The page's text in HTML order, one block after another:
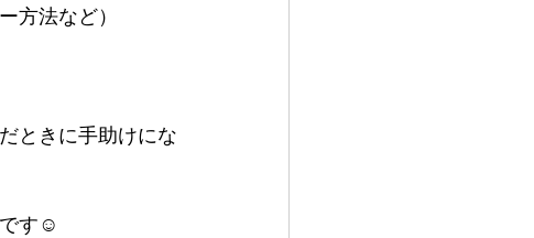
方法など）
ときに手助けにな
す☺